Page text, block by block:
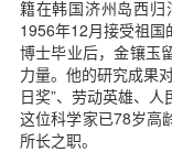
籍在韩国济州岛西归
1956年12月接受祖国
博士毕业后，金镶玉
力量。他的研究成果
日奖”、劳动英雄、人
这位科学家已78岁高
所长之职。